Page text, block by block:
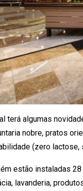
terá algumas
nobre, pratos
(zero lactose,
estão instaladas
lavanderia,